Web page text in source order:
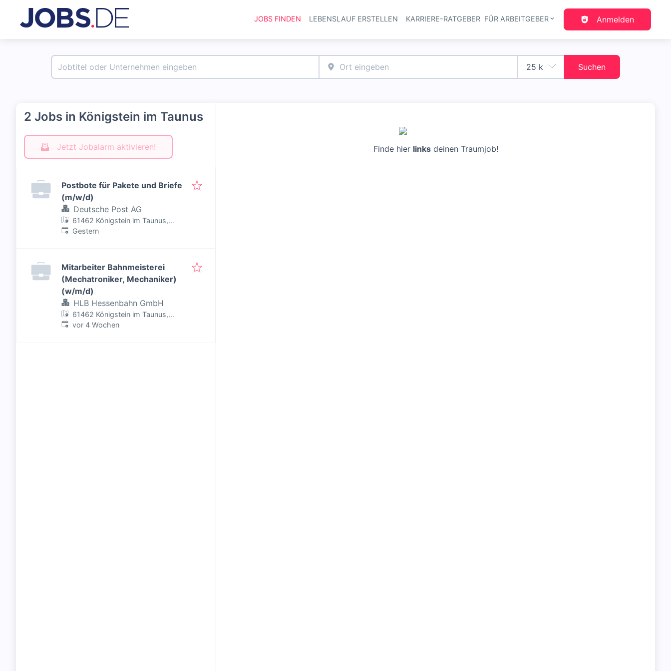
Haupt-Navigation
JOBS FINDEN LEBENSLAUF ERSTELLEN KARRIERE-RATGEBER FÜR ARBEITGEBER Anmelden
Suchen
2 Jobs in Königstein im Taunus
Jetzt Jobalarm aktivieren!
Postbote für Pakete und Briefe
(m/w/d)
Deutsche Post AG
61462 Königstein im Taunus,
Deutschland
Veröffentlicht
Gestern
Mitarbeiter Bahnmeisterei
(Mechatroniker, Mechaniker)
(w/m/d)
HLB Hessenbahn GmbH
61462 Königstein im Taunus,
Deutschland
Veröffentlicht:
vor 4 Wochen
Finde hier linksdeinen Traumjob!